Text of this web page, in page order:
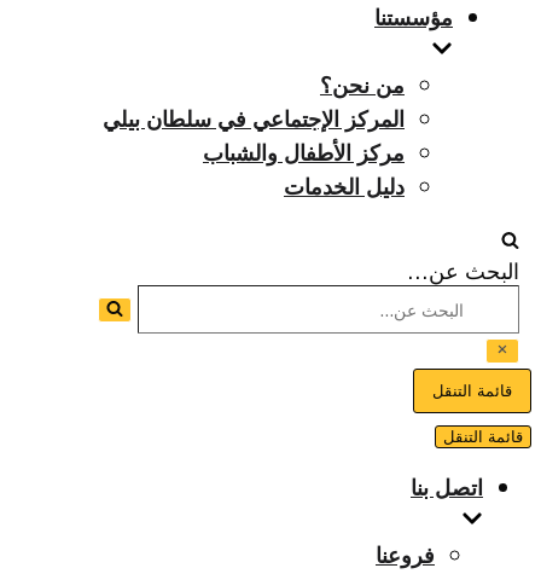
مؤسستنا
من نحن؟
المركز الإجتماعي في سلطان بيلي
مركز الأطفال والشباب
دليل الخدمات
البحث عن...
قائمة التنقل
قائمة التنقل
اتصل بنا
فروعنا